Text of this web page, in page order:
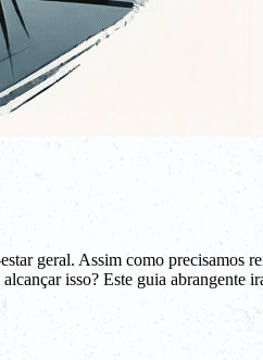
geral. Assim como precisamos
isso? Este guia abrangente